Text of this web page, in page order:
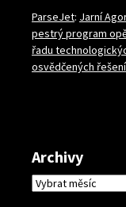
ParseJet: Jarní
pestrý program
řadu
osvědčených řešení
Archivy
Archivy